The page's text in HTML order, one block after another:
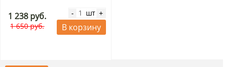
1 238 руб.
1 650 руб.
- шт +
В корзину